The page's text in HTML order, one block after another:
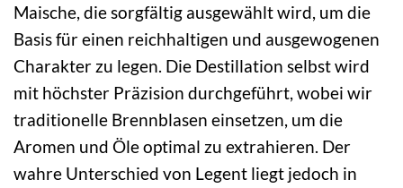
Maische, die sorgfältig ausgewählt wird, um die
Basis für einen reichhaltigen und ausgewogenen
Charakter zu legen. Die Destillation selbst wird
mit höchster Präzision durchgeführt, wobei wir
traditionelle Brennblasen einsetzen, um die
Aromen und Öle optimal zu extrahieren. Der
wahre Unterschied von Legent liegt jedoch in